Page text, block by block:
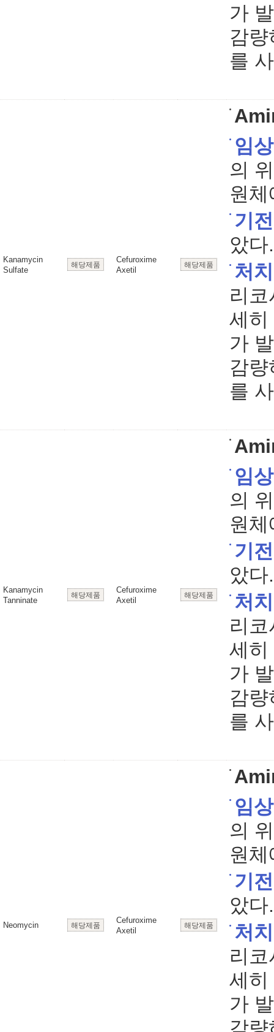
가
감
를
Kanamycin
Sulfate
해당제품
Cefuroxime
Axetil
해당제품
임
의
원
기전
았다.
처치
리
세히
가
감
를
Kanamycin
Tanninate
해당제품
Cefuroxime
Axetil
해당제품
임
의
원
기전
았다.
처치
리
세히
가
감
를
Neomycin 해당제품
Cefuroxime
Axetil
해당제품
임
의
원
기전
았다.
처치
리
세히
가